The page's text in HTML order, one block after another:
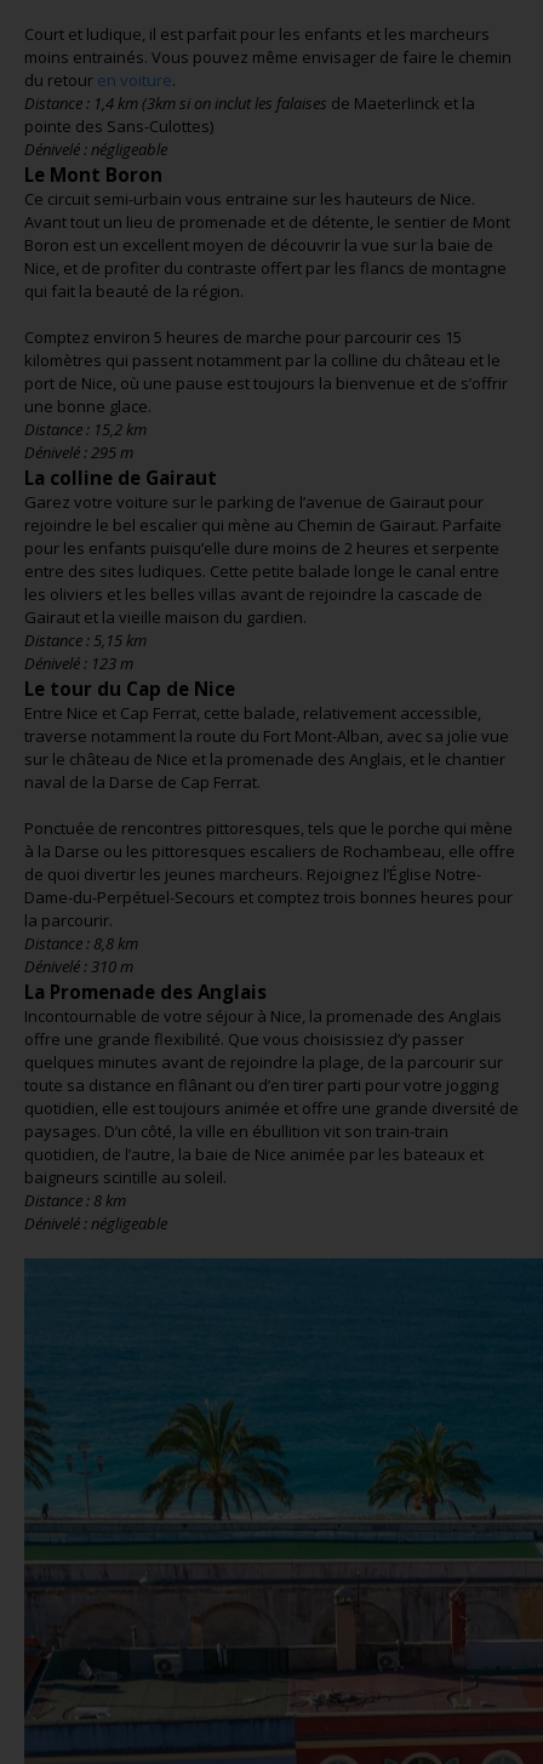
Court et ludique, il est parfait pour les enfants et les marcheurs
moins entrainés. Vous pouvez même envisager de faire le chemin
du retour en voiture.
Distance : 1,4 km (3km si on inclut les falaises de Maeterlinck et la
pointe des Sans-Culottes)
Dénivelé : négligeable
Le Mont Boron
Ce circuit semi-urbain vous entraine sur les hauteurs de Nice.
Avant tout un lieu de promenade et de détente, le sentier de Mont
Boron est un excellent moyen de découvrir la vue sur la baie de
Nice, et de profiter du contraste offert par les flancs de montagne
qui fait la beauté de la région.
Comptez environ 5 heures de marche pour parcourir ces 15
kilomètres qui passent notamment par la colline du château et le
port de Nice, où une pause est toujours la bienvenue et de s’offrir
une bonne glace.
Distance : 15,2 km
Dénivelé : 295 m
La colline de Gairaut
Garez votre voiture sur le parking de l’avenue de Gairaut pour
rejoindre le bel escalier qui mène au Chemin de Gairaut. Parfaite
pour les enfants puisqu’elle dure moins de 2 heures et serpente
entre des sites ludiques. Cette petite balade longe le canal entre
les oliviers et les belles villas avant de rejoindre la cascade de
Gairaut et la vieille maison du gardien.
Distance : 5,15 km
Dénivelé : 123 m
Le tour du Cap de Nice
Entre Nice et Cap Ferrat, cette balade, relativement accessible,
traverse notamment la route du Fort Mont-Alban, avec sa jolie vue
sur le château de Nice et la promenade des Anglais, et le chantier
naval de la Darse de Cap Ferrat.
Ponctuée de rencontres pittoresques, tels que le porche qui mène
à la Darse ou les pittoresques escaliers de Rochambeau, elle offre
de quoi divertir les jeunes marcheurs. Rejoignez l’Église Notre-
Dame-du-Perpétuel-Secours et comptez trois bonnes heures pour
la parcourir.
Distance : 8,8 km
Dénivelé : 310 m
La Promenade des Anglais
Incontournable de votre séjour à Nice, la promenade des Anglais
offre une grande flexibilité. Que vous choisissiez d’y passer
quelques minutes avant de rejoindre la plage, de la parcourir sur
toute sa distance en flânant ou d’en tirer parti pour votre jogging
quotidien, elle est toujours animée et offre une grande diversité de
paysages. D’un côté, la ville en ébullition vit son train-train
quotidien, de l’autre, la baie de Nice animée par les bateaux et
baigneurs scintille au soleil.
Distance : 8 km
Dénivelé : négligeable